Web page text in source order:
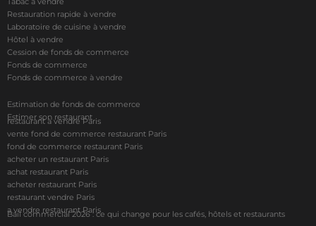
Restauration rapide à vendre
Laboratoire de cuisine à vendre
Hôtel à vendre
Cession de fonds de commerce
Fonds de commerce
Fonds de commerce à vendre
Estimation de fonds de commerce
Estimer son restaurant
restaurant à vendre Paris
vente fond de commerce restaurant Paris
fond de commerce restaurant Paris
acheter un restaurant Paris
achat restaurant Paris
acheter restaurant Paris
restaurant vendre Paris
a vendre restaurant Paris
Bail commercial 2026 : ce qui change pour les cafés, hôtels et restaurants